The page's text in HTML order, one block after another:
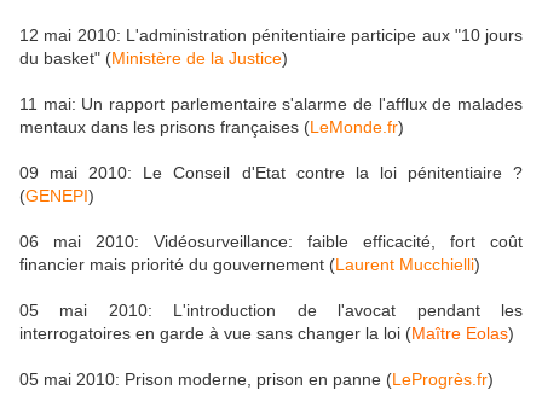
12 mai 2010: L'administration pénitentiaire participe aux "10 jours
du basket" (Ministère de la Justice)
11 mai: Un rapport parlementaire s'alarme de l'afflux de malades
mentaux dans les prisons françaises (LeMonde.fr)
09 mai 2010: Le Conseil d'Etat contre la loi pénitentiaire ?
(GENEPI)
06 mai 2010: Vidéosurveillance: faible efficacité, fort coût
financier mais priorité du gouvernement (Laurent Mucchielli)
05 mai 2010: L'introduction de l'avocat pendant les
interrogatoires en garde à vue sans changer la loi (Maître Eolas)
05 mai 2010: Prison moderne, prison en panne (LeProgrès.fr)